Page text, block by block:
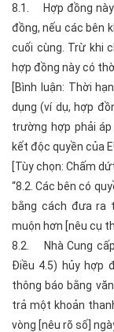
8.1. Hợp đồng này
đồng, nếu các bên
cuối cùng. Trừ khi
hợp đồng này có
[Bình luận: Thời
dụng (ví dụ, hợp
trường hợp phải
kết độc quyền của
[Tùy chọn: Chấm
“8.2. Các bên có
bằng cách đưa ra
muộn hơn [nêu cụ
8.2. Nhà Cung
Điều 4.5) hủy hợp
thông báo bằng
trả một khoản
vòng [nêu rõ số]